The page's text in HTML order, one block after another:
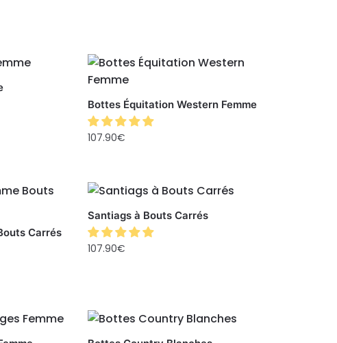
Bottes Équitation Western Femme
107.90€
Carrés
Santiags à Bouts Carrés
107.90€